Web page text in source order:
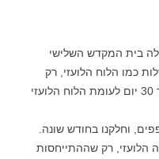
בית המקדש השלישי
העברי בנוי אף הוא מ-12 מזלות כמו הלוח הלועזי, רק
שהחודשים יותר קצרים. הם בני 29 ועד 30 יום לעומת הלוח הלועזי
וחלקנו בחודש שונה.
הלועזי, רק שההתייחסות